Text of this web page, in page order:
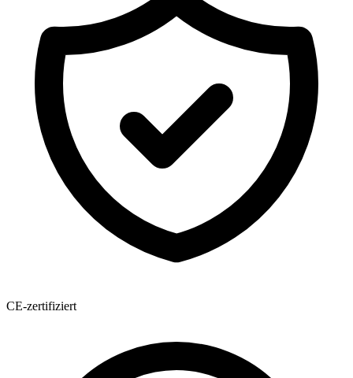
CE-zertifiziert